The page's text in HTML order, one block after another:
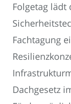
Folgetag lädt
Fachtagung
Dachgesetz